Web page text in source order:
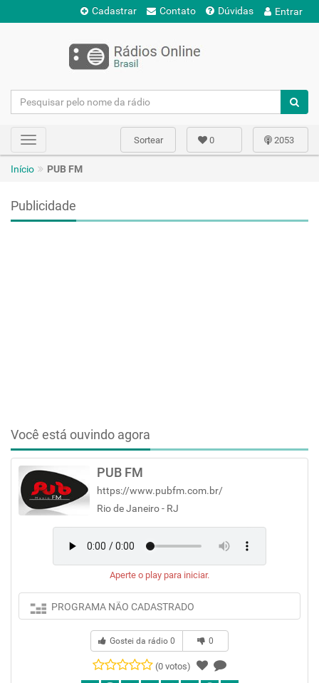
Cadastrar Contato Dúvidas Entrar
Toggle
navigation
2053
0
Sortear
Início PUB FM
Publicidade
Você está ouvindo agora
PUB FM
https://www.pubfm.com.br/
Rio de Janeiro - RJ
Aperte o play para iniciar.
PROGRAMA NÃO CADASTRADO
Gostei da rádio 0 0
(0 votos)